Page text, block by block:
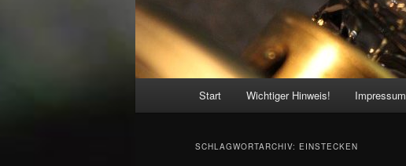
Start Wichtiger Hinweis! Impressum
SCHLAGWORTARCHIV: EINSTECKEN